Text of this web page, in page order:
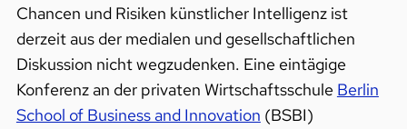
Chancen und Risiken künstlicher Intelligenz ist
derzeit aus der medialen und gesellschaftlichen
Diskussion nicht wegzudenken. Eine eintägige
Konferenz an der privaten Wirtschaftsschule Berlin
School of Business and Innovation (BSBI)